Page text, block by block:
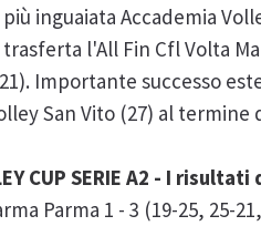
inguaiata Accademia
l'All Fin Cfl Volta
Importante successo
San Vito (27) al
CUP SERIE A2 - I
Parma 1 - 3 (19-25, 25-